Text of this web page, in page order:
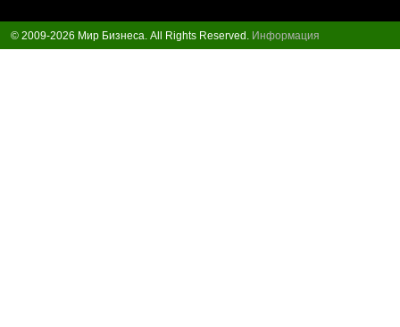
© 2009-2026 Мир Бизнеса. All Rights Reserved. Информация